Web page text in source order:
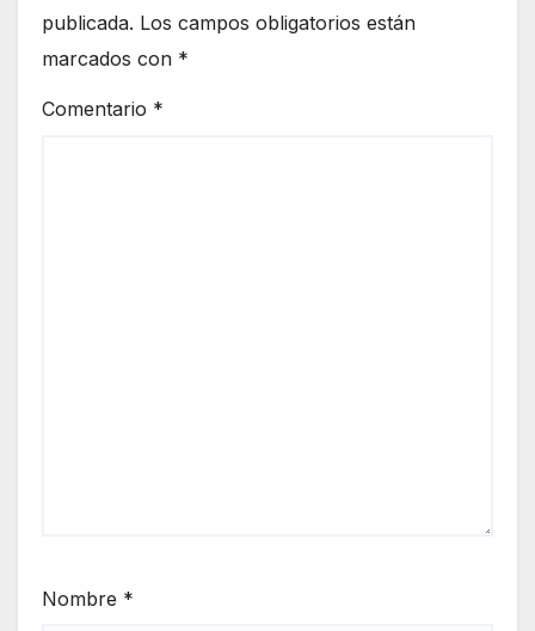
publicada. Los campos obligatorios están
marcados con *
Comentario *
Nombre *